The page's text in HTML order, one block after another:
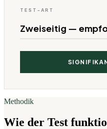
TEST-ART
Methodik
Wie der Test